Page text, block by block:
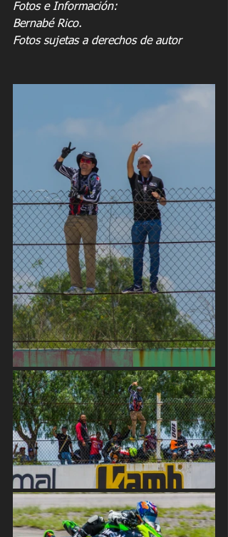
Fotos e Información:
Bernabé Rico.
Fotos sujetas a derechos de autor